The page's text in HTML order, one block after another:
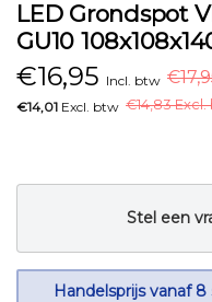
LED Grondspot
GU10
€16,95 Incl. btw
€14,01 Excl. btw €14,83
Stel een
Handelsprijs vanaf